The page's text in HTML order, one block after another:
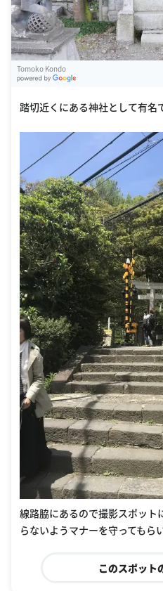
Tomoko Kondo
踏切近くにある神社として有名
線路脇にあるので撮影スポット
らないようマナーを守ってもら
このスポット